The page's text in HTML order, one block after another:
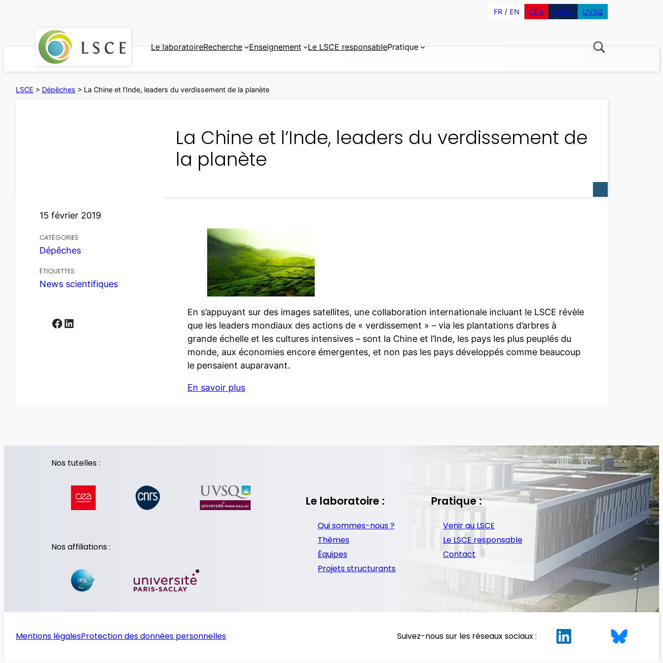
FR EN CEA CNRS UVSQ
Le laboratoireRecherche Enseignement Le LSCE responsablePratique
LSCE > Dépêches > La Chine et l’Inde, leaders du verdissement de la planète
La Chine et l’Inde, leaders du verdissement de
la planète
15 février 2019
CATÉGORIES
Dépêches
ÉTIQUETTES
News scientifiques
Facebook LinkedIn
​En s’appuyant sur des images satellites, une collaboration internationale incluant le LSCE révèle
que les leaders mondiaux des actions de « verdissement » – via les plantations d’arbres à
grande échelle et les cultures intensives – sont la Chine et l’Inde, les pays les plus peuplés du
monde, aux économies encore émergentes, et non pas les pays développés comme beaucoup
le pensaient auparavant.
En savoir plus
Nos tutelles :
Nos affiliations :
Le laboratoire :
Qui sommes-nous ?
Thèmes
Équipes
Projets structurants
Pratique :
Venir au LSCE
Le LSCE responsable
Contact
Mentions légalesProtection des données personnelles Suivez-nous sur les réseaux sociaux :